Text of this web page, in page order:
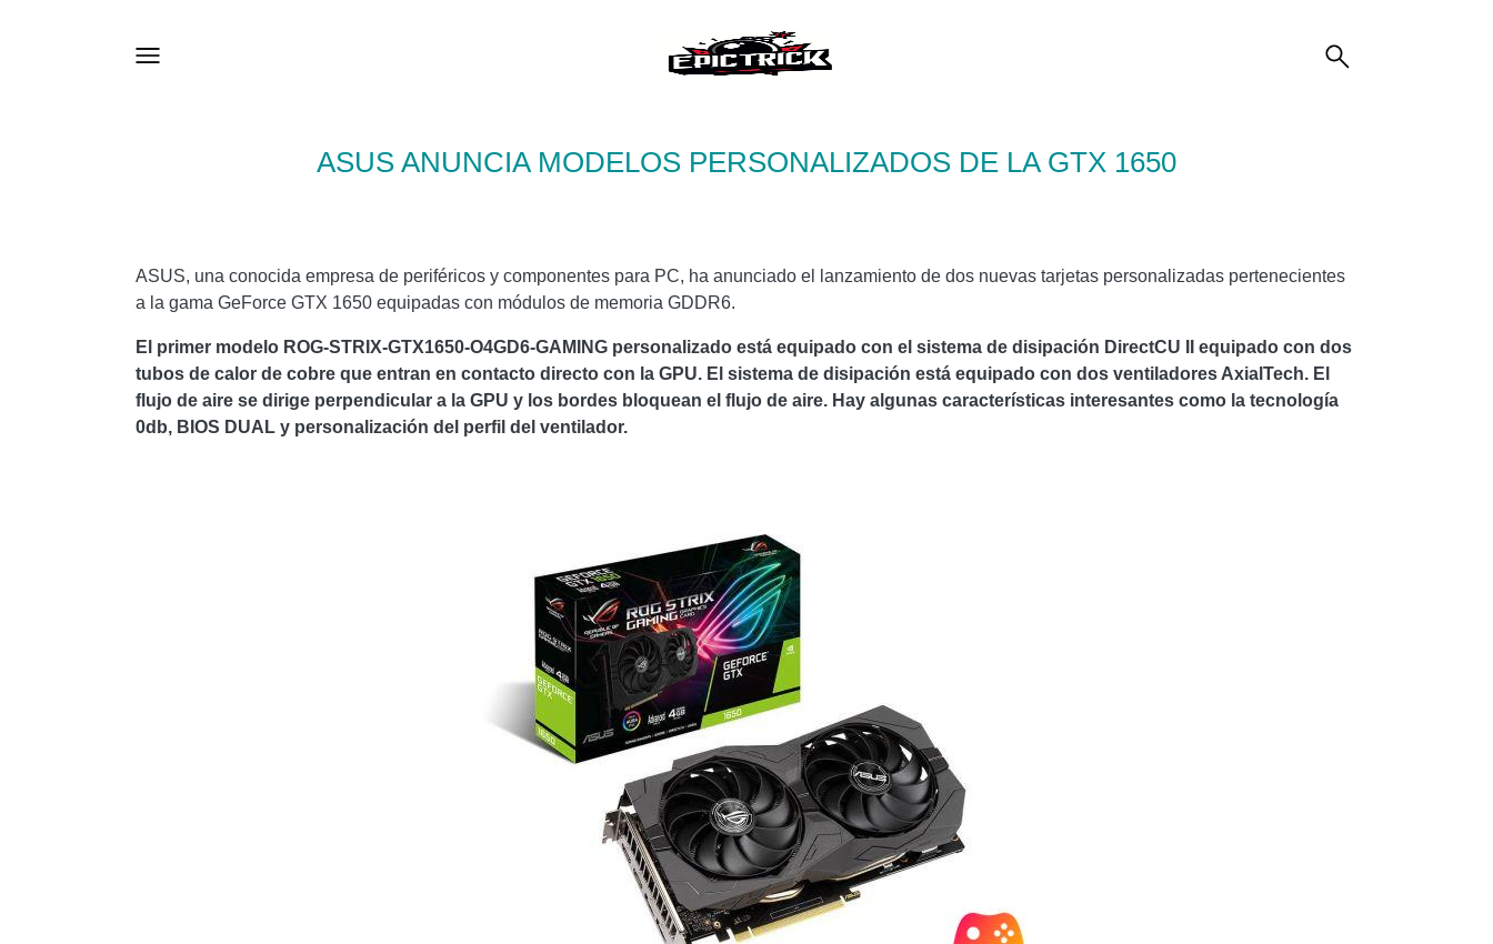
ASUS ANUNCIA MODELOS PERSONALIZADOS DE LA GTX 1650
ASUS, una conocida empresa de periféricos y componentes para PC, ha anunciado el lanzamiento de dos nuevas tarjetas personalizadas pertenecientes
a la gama GeForce GTX 1650 equipadas con módulos de memoria GDDR6.
El primer modelo ROG-STRIX-GTX1650-O4GD6-GAMING personalizado está equipado con el sistema de disipación DirectCU II equipado con dos
tubos de calor de cobre que entran en contacto directo con la GPU. El sistema de disipación está equipado con dos ventiladores AxialTech. El
flujo de aire se dirige perpendicular a la GPU y los bordes bloquean el flujo de aire. Hay algunas características interesantes como la tecnología
0db, BIOS DUAL y personalización del perfil del ventilador.